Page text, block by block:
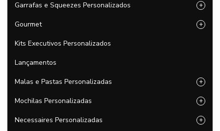
Garrafas e Squeezes Personalizados +
Gourmet +
Kits Executivos Personalizados
Lançamentos
Malas e Pastas Personalizadas +
Mochilas Personalizadas +
Necessaires Personalizadas +